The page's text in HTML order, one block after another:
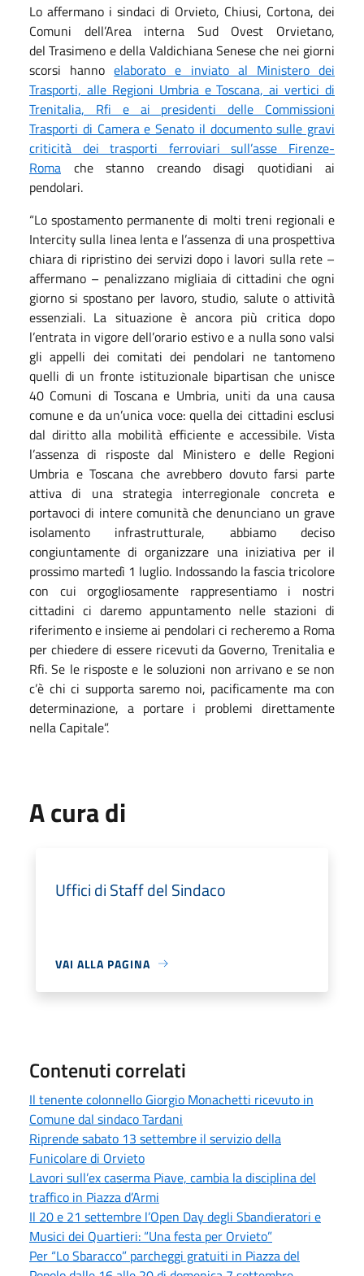
Lo affermano i sindaci di Orvieto, Chiusi, Cortona, dei
Comuni dell’Area interna Sud Ovest Orvietano,
del Trasimeno e della Valdichiana Senese che nei giorni
scorsi hannoelaborato e inviato al Ministero dei
Trasporti, alle Regioni Umbria e Toscana, ai vertici di
Trenitalia, Rfi e ai presidenti delle Commissioni
Trasporti di Camera e Senato il documento sulle gravi
criticità dei trasporti ferroviari sull’asse Firenze-
Roma che stanno creando disagi quotidiani ai
pendolari.
“Lo spostamento permanente di molti treni regionali e
Intercity sulla linea lenta e l’assenza di una prospettiva
chiara di ripristino dei servizi dopo i lavori sulla rete –
affermano – penalizzano migliaia di cittadini che ogni
giorno si spostano per lavoro, studio, salute o attività
essenziali. La situazione è ancora più critica dopo
l’entrata in vigore dell’orario estivo e a nulla sono valsi
gli appelli dei comitati dei pendolari ne tantomeno
quelli di un fronte istituzionale bipartisan che unisce
40 Comuni di Toscana e Umbria, uniti da una causa
comune e da un’unica voce: quella dei cittadini esclusi
dal diritto alla mobilità efficiente e accessibile. Vista
l’assenza di risposte dal Ministero e delle Regioni
Umbria e Toscana che avrebbero dovuto farsi parte
attiva di una strategia interregionale concreta e
portavoci di intere comunità che denunciano un grave
isolamento infrastrutturale, abbiamo deciso
congiuntamente di organizzare una iniziativa per il
prossimo martedì 1 luglio. Indossando la fascia tricolore
con cui orgogliosamente rappresentiamo i nostri
cittadini ci daremo appuntamento nelle stazioni di
riferimento e insieme ai pendolari ci recheremo a Roma
per chiedere di essere ricevuti da Governo, Trenitalia e
Rfi. Se le risposte e le soluzioni non arrivano e se non
c’è chi ci supporta saremo noi, pacificamente ma con
determinazione, a portare i problemi direttamente
nella Capitale”.
A cura di
Uffici di Staff del Sindaco
VAI ALLA PAGINA
Contenuti correlati
Il tenente colonnello Giorgio Monachetti ricevuto in
Comune dal sindaco Tardani
Riprende sabato 13 settembre il servizio della
Funicolare di Orvieto
Lavori sull’ex caserma Piave, cambia la disciplina del
traffico in Piazza d’Armi
Il 20 e 21 settembre l’Open Day degli Sbandieratori e
Musici dei Quartieri: “Una festa per Orvieto”
Per “Lo Sbaracco” parcheggi gratuiti in Piazza del